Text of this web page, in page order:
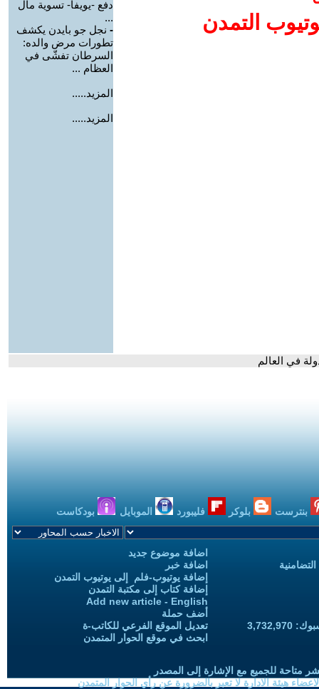
التمدن
دفع -يويفا- تسوية مال
...
- نجل جو بايدن يكشف
تطورات مرض والده:
السرطان تفشّى في
العظام ...
المزيد.....
المزيد.....
في العالم
بنترست بلوكر فليبورد الموبايل بودكاست
اضافة موضوع جديد
اضافة خبر
إضافة يوتيوب-فلم إلى يوتيوب التمدن
إضافة كتاب إلى مكتبة التمدن
Add new article - English
أضف حملة
تعديل الموقع الفرعي للكاتب-ة
ابحث في موقع الحوار المتمدن
متاحة للجميع مع الإشارة إلى المصدر
هيئة الادارة لا تعبر بالضرورة عن رأي الحوار المتمدن